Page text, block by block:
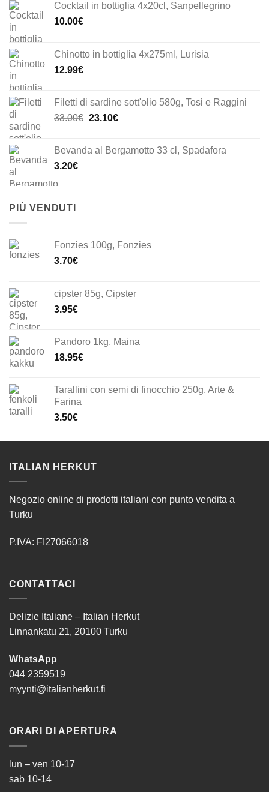
Cocktail in bottiglia 4x20cl, Sanpellegrino
10.00€
Chinotto in bottiglia 4x275ml, Lurisia
12.99€
Filetti di sardine sott'olio 580g, Tosi e Raggini
33.00€ Il
era:
23.10€Il
è:
Bevanda al Bergamotto 33 cl, Spadafora
3.20€
PIÙ VENDUTI
Fonzies 100g, Fonzies
3.70€
cipster 85g, Cipster
3.95€
Pandoro 1kg, Maina
18.95€
Tarallini con semi di finocchio 250g, Arte &
Farina
3.50€
ITALIAN HERKUT
Negozio online di prodotti italiani con punto vendita a
Turku
P.IVA: FI27066018
CONTATTACI
Delizie Italiane – Italian Herkut
Linnankatu 21, 20100 Turku
WhatsApp
044 2359519
myynti@italianherkut.fi
ORARI DI APERTURA
lun – ven 10-17
sab 10-14